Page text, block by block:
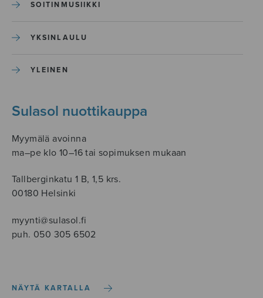
SOITINMUSIIKKI
YKSINLAULU
YLEINEN
Sulasol nuottikauppa
Myymälä avoinna
ma–pe klo 10–16 tai sopimuksen mukaan
Tallberginkatu 1 B, 1,5 krs.
00180 Helsinki
myynti@sulasol.fi
puh. 050 305 6502
NÄYTÄ KARTALLA